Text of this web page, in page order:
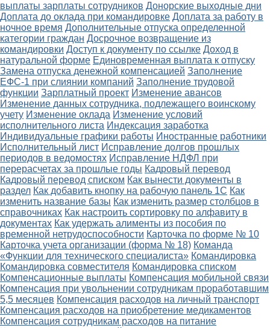
выплаты зарплаты сотрудников Донорские выходные дни
Доплата до оклада при командировке Доплата за работу в
ночное время Дополнительные отпуска определенной
категории граждан Досрочное возвращение из
командировки Доступ к документу по ссылке Доход в
натуральной форме Единовременная выплата к отпуску
Замена отпуска денежной компенсацией Заполнение
ЕФС-1 при слиянии компаний Заполнение трудовой
функции Зарплатный проект Изменение авансов
Изменение данных сотрудника, подлежащего воинскому
учету Изменение оклада Изменение условий
исполнительного листа Индексация заработка
Индивидуальные графики работы Иностранные работники
Исполнительный лист Исправление долгов прошлых
периодов в ведомостях Исправление НДФЛ при
перерасчетах за прошлые годы Кадровый перевод
Кадровый перевод списком Как вынести документы в
раздел Как добавить кнопку на рабочую панель 1С Как
изменить название базы Как изменить размер столбцов в
справочниках Как настроить сортировку по алфавиту в
документах Как удержать алименты из пособия по
временной нетрудоспособности Карточка по форме № 10
Карточка учета организации (форма № 18) Команда
«Функции для технического специалиста» Командировка
Командировка совместителя Командировка списком
Компенсационные выплаты Компенсация мобильной связи
Компенсация при увольнении сотрудникам проработавшим
5,5 месяцев Компенсация расходов на личный транспорт
Компенсация расходов на приобретение медикаментов
Компенсация сотрудникам расходов на питание